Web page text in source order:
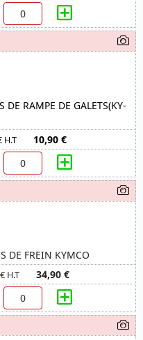
DE RAMPE DE GALETS(KY-
H.T 10,90 €
DE FREIN KYMCO
H.T 34,90 €